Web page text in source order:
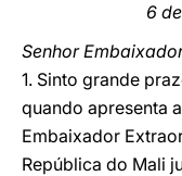
6
Senhor
1. Sinto grande
quando apresenta
Embaixador
República do Mali